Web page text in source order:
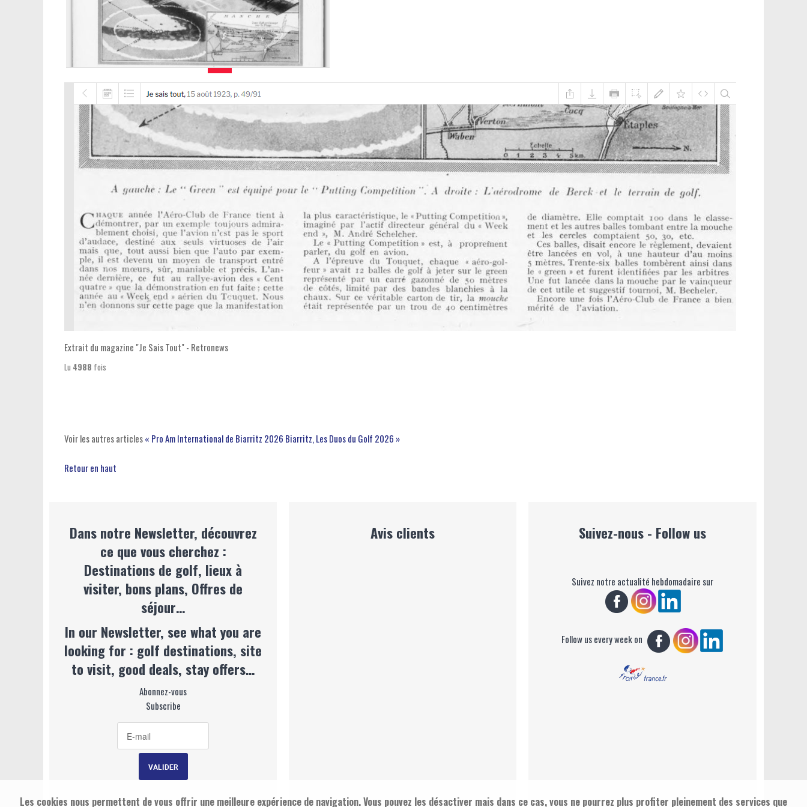
Extrait du magazine "Je Sais Tout" - Retronews
Lu 4988 fois
Voir les autres articles« Pro Am International de Biarritz 2026 Biarritz, Les Duos du Golf 2026 »
Retour en haut
Dans notre Newsletter, découvrez
ce que vous cherchez :
Destinations de golf, lieux à
visiter, bons plans, Offres de
séjour…
In our Newsletter, see what you are
looking for : golf destinations, site
to visit, good deals, stay offers…
Abonnez-vous
Subscribe
Avis clients Suivez-nous - Follow us
Suivez notre actualité hebdomadaire sur
Follow us every week on
Les cookies nous permettent de vous offrir une meilleure expérience de navigation. Vous pouvez les désactiver mais dans ce cas, vous ne pourrez plus profiter pleinement des services que